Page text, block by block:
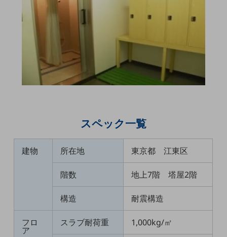
通信モジュール製品
IOT完了済みメーカーブランド製品
データプラス
端末の一元管理
セキュリティ
スペック一覧
建物 所在地 東京都 江東区
階数 地上7階 塔屋2階
構造 耐震構造
フロ
ア
スラブ耐荷重 1,000kg/㎡